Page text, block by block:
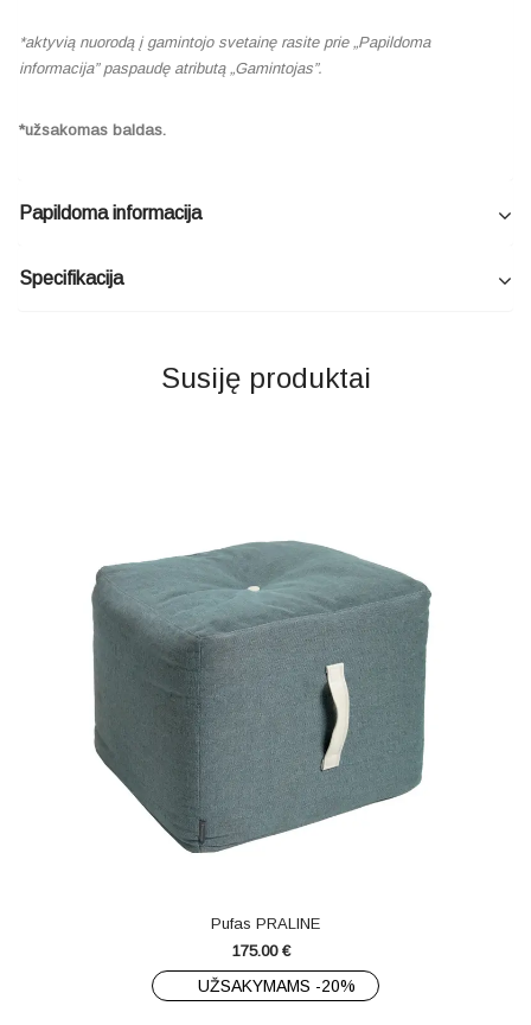
*aktyvią nuorodą į gamintojo svetainę rasite prie „Papildoma
informacija” paspaudę atributą „Gamintojas”.
*užsakomas baldas.
Papildoma informacija
Specifikacija
Susiję produktai
Pufas PRALINE
175.00 €
UŽSAKYMAMS -20%